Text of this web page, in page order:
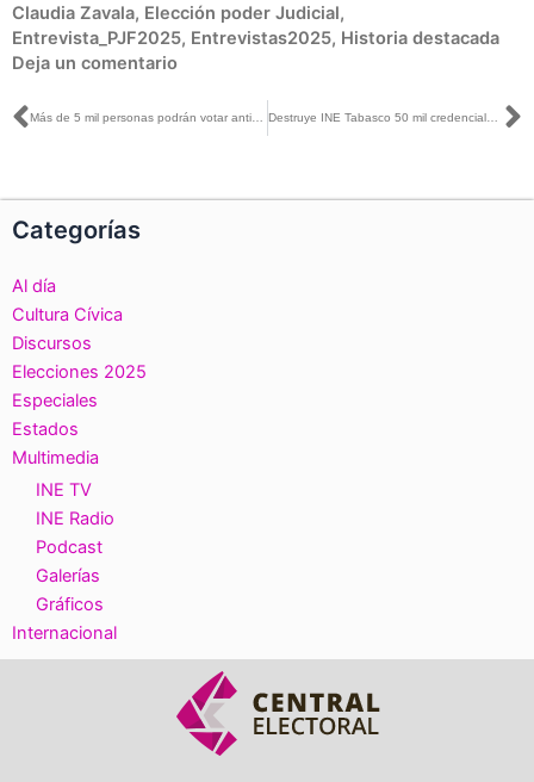
Claudia Zavala, Elección poder Judicial,
Entrevista_PJF2025, Entrevistas2025, Historia destacada
Deja un comentario
Ant Destruye INE Tabasco 50 mil credenciales devueltas por actualización del padrón electoral
Categorías
Al día
Cultura Cívica
Discursos
Elecciones 2025
Especiales
Estados
Multimedia
INE TV
INE Radio
Podcast
Galerías
Gráficos
Internacional